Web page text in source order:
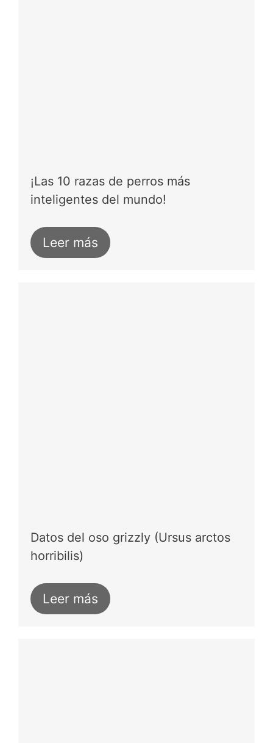
¡Las 10 razas de perros más
inteligentes del mundo!
Leer más
Datos del oso grizzly (Ursus arctos
horribilis)
Leer más